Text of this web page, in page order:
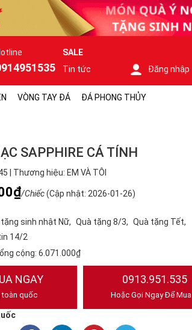
SALE
Tin tức
Đăng nhập
VÒNG TAY ĐÁ ĐÁ PHONG THỦY
SAPPHIRE CÁ TÍNH
| Thương hiệu: EM VÀ TÔI
/Chiếc(Cập nhật: 2026-01-26)
tặng sinh nhật Nữ Quà tặng 8/3
Quà tặng Tết
14/2
cộng: 6.071.000₫
NGAY
toàn quốc
0913.951.535
Hoặc Gọi Ngay Để Mua